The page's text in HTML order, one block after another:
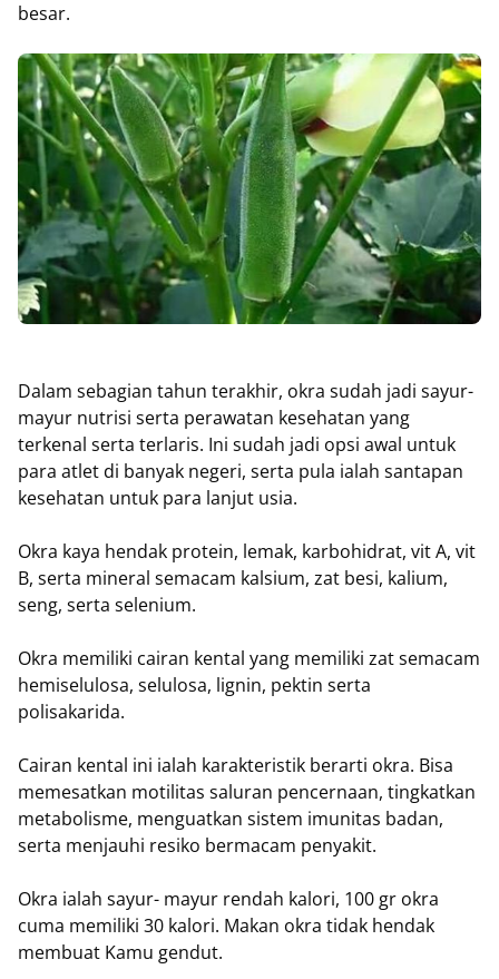
besar.
Dalam sebagian tahun terakhir, okra sudah jadi sayur-
mayur nutrisi serta perawatan kesehatan yang
terkenal serta terlaris. Ini sudah jadi opsi awal untuk
para atlet di banyak negeri, serta pula ialah santapan
kesehatan untuk para lanjut usia.
Okra kaya hendak protein, lemak, karbohidrat, vit A, vit
B, serta mineral semacam kalsium, zat besi, kalium,
seng, serta selenium.
Okra memiliki cairan kental yang memiliki zat semacam
hemiselulosa, selulosa, lignin, pektin serta
polisakarida.
Cairan kental ini ialah karakteristik berarti okra. Bisa
memesatkan motilitas saluran pencernaan, tingkatkan
metabolisme, menguatkan sistem imunitas badan,
serta menjauhi resiko bermacam penyakit.
Okra ialah sayur- mayur rendah kalori, 100 gr okra
cuma memiliki 30 kalori. Makan okra tidak hendak
membuat Kamu gendut.